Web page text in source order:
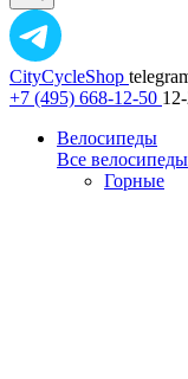
CityCycleShop
+7 (495) 668-12-50
Велосипеды
Все велосипеды
Горные